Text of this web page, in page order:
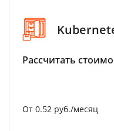
Рассчитать
От 0.52 руб./месяц